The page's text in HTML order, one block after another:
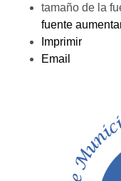
tamaño de la
fuente
Imprimir
Email